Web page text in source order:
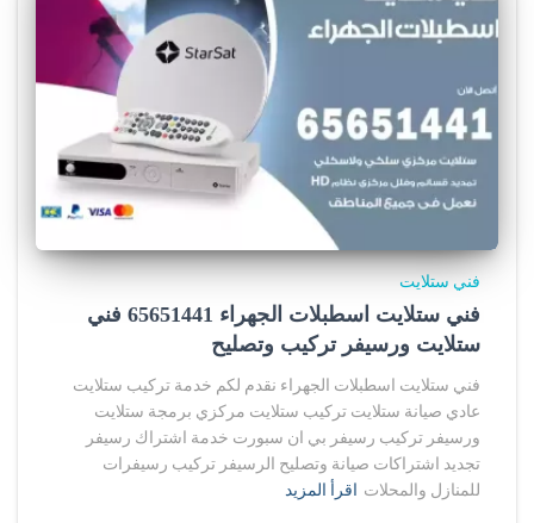
فني ستلايت
فني ستلايت اسطبلات الجهراء 65651441 فني
ستلايت ورسيفر تركيب وتصليح
فني ستلايت اسطبلات الجهراء نقدم لكم خدمة تركيب ستلايت
عادي صيانة ستلايت تركيب ستلايت مركزي برمجة ستلايت
ورسيفر تركيب رسيفر بي ان سبورت خدمة اشتراك رسيفر
تجديد اشتراكات صيانة وتصليح الرسيفر تركيب رسيفرات
للمنازل والمحلات اقرأ المزيد